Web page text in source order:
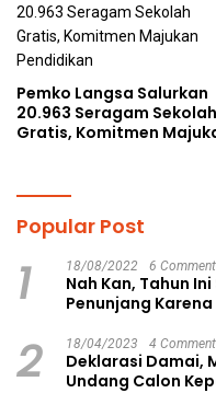
Pemko Langsa Salurkan
20.963 Seragam Sekolah
Gratis, Komitmen
Popular Post
1 18/08/2022 6 Comment
Nah Kan, Tahun
Penunjang Karena
2 18/04/2023 4 Comment
Deklarasi Damai,
Undang Calon